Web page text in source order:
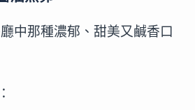
中那種濃郁、甜美又鹹香口